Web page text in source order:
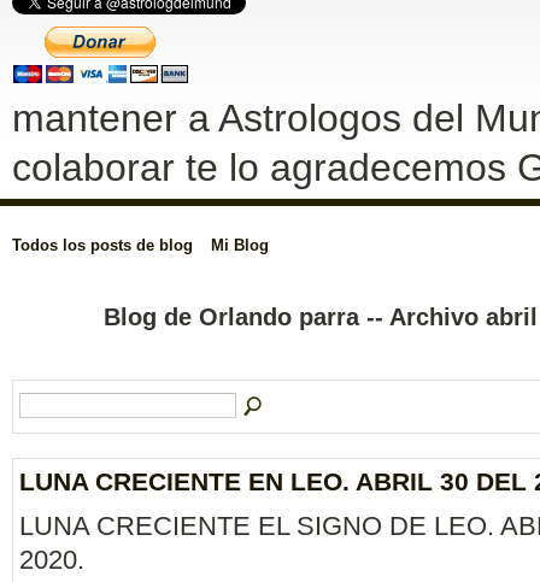
mantener a Astrologos del
colaborar te lo agradecemos
Todos los posts de blog Mi Blog
Blog de Orlando parra -- Archivo
LUNA CRECIENTE EN LEO. ABRIL 30 DEL
LUNA CRECIENTE EL SIGNO DE LEO.
2020.